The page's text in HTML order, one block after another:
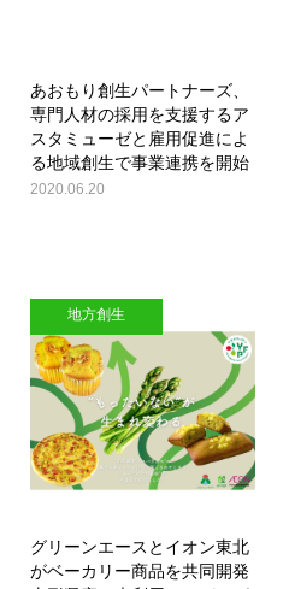
あおもり創生パートナーズ、
専門人材の採用を支援するア
スタミューゼと雇用促進によ
る地域創生で事業連携を開始
2020.06.20
地方創生
グリーンエースとイオン東北
がベーカリー商品を共同開発